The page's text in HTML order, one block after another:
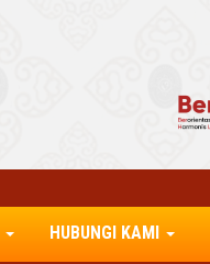
HUBUNGI KAMI